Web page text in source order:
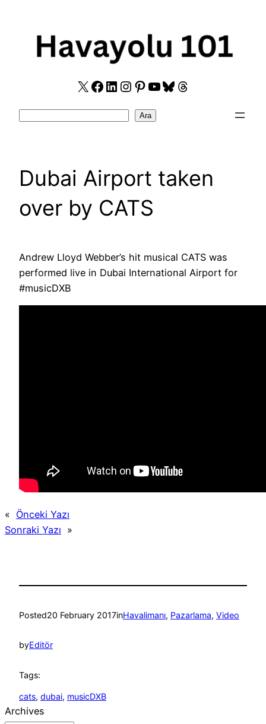
X Facebook
LinkedIn
Instagram
Pinterest
YouTube
Bluesky
Threads
Ara
Dubai Airport taken
over by CATS
Andrew Lloyd Webber’s hit musical CATS was
performed live in Dubai International Airport for
#musicDXB
« Önceki Yazı
Sonraki Yazı »
Posted20 February 2017inHavalimanı, Pazarlama, Video
byEditör
Tags:
cats, dubai, musicDXB
Archives